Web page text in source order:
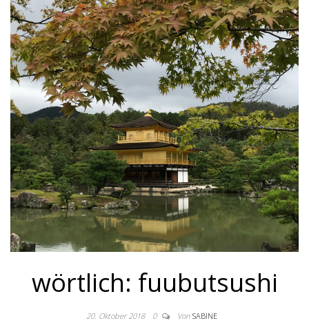
wörtlich: fuubutsushi
20. Oktober 2018 0 Von SABINE